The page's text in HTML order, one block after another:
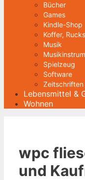
Bücher
Games
Kindle-Shop
Koffer,
Musik
Spielzeug
Software
Zeitschriften
Lebensmittel &
Wohnen
wpc
und